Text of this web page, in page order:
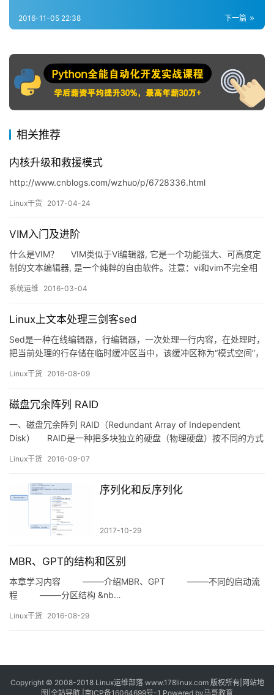
下一篇
2016-11-05 22:38
相关推荐
内核升级和救援模式
http://www.cnblogs.com/wzhuo/p/6728336.html
Linux干货 2017-04-24
VIM入门及进阶
什么是VIM？ VIM类似于Vi编辑器, 它是一个功能强大、可高度定
制的文本编辑器, 是一个纯粹的自由软件。注意：vi和vim不完全相
文本编辑器都不是VIM,很多人看到VIM复杂的命令操作就望而祛步…
系统运维 2016-03-04
Linux上文本处理三剑客sed
Sed是一种在线编辑器，行编辑器，一次处理一行内容，在处理时，
把当前处理的行存储在临时缓冲区当中，该缓冲区称为“模式空间”，
送到标准输出：然后紧接着去处理下一行，重复完成相同的操作，
生改变，除非使用重定向来存储处理后的结果。sed主要用…
Linux干货 2016-08-09
磁盘冗余阵列 RAID
一、磁盘冗余阵列 RAID（Redundant Array of Independent
Disk） RAID是一种把多块独立的硬盘（物理硬盘）按不同的方式
的存储性能和提供数据备份技术。根据磁盘陈列的不同组合方式，
Linux干货 2016-09-07
序列化和反序列化
2017-10-29
MBR、GPT的结构和区别
本章学习内容 ——–介绍MBR、GPT ——–不同的启动流
程 ——–分区结构 &nb…
Linux干货 2016-08-29
Copyright © 2008-2018 Linux运维部落www.178linux.com 版权所有| 网站地
图 全站导航 京ICP备16064699号-1 Powered by马哥教育